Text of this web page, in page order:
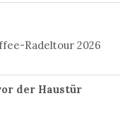
Radeltour 2026
der Haustür